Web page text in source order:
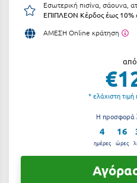
Αργολίδα
Αριδαία
Ξενοδοχεία 3 Αστέρων
Ξενοδοχεία 4 Αστέρων
Ενοικιαζόμενα Δωμάτια
Εσωτερική πισίνα, σάουνα,
ΕΠΙΠΛΕΟΝ Κέρδος έως 10%
ΑΜΕΣΗ Online κράτηση
από
* ελάχιστη τιμή
Η προσφορά
4
ημέρες
16
ώρες